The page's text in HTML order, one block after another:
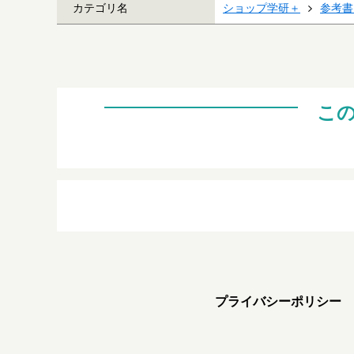
カテゴリ名 ショップ学研＋ 参考
こ
プライバシーポリシー